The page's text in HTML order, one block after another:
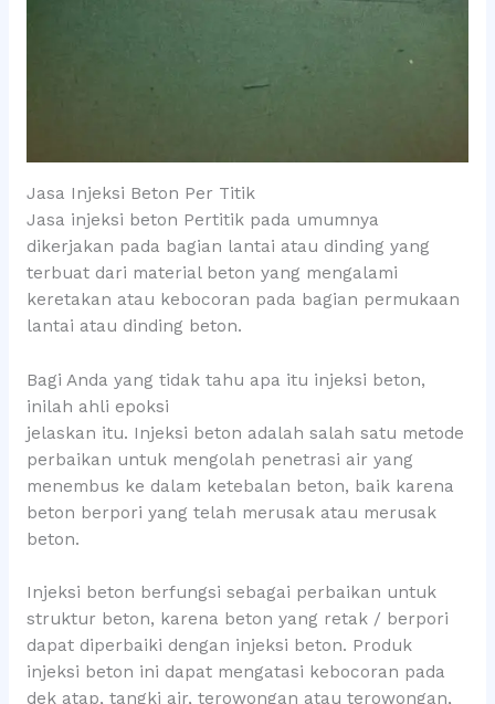
Jasa Injeksi Beton Per Titik
Jasa injeksi beton Pertitik pada umumnya
dikerjakan pada bagian lantai atau dinding yang
terbuat dari material beton yang mengalami
keretakan atau kebocoran pada bagian permukaan
lantai atau dinding beton.
Bagi Anda yang tidak tahu apa itu injeksi beton,
inilah ahli epoksi
jelaskan itu. Injeksi beton adalah salah satu metode
perbaikan untuk mengolah penetrasi air yang
menembus ke dalam ketebalan beton, baik karena
beton berpori yang telah merusak atau merusak
beton.
Injeksi beton berfungsi sebagai perbaikan untuk
struktur beton, karena beton yang retak / berpori
dapat diperbaiki dengan injeksi beton. Produk
injeksi beton ini dapat mengatasi kebocoran pada
dek atap, tangki air, terowongan atau terowongan,